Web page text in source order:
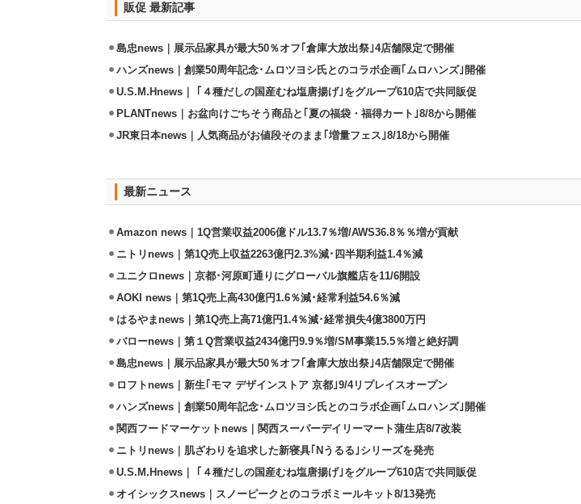
販促 最新記事
島忠news｜展示品家具が最大50％オフ｢倉庫大放出祭｣4店舗限定で開催
ハンズnews｜創業50周年記念･ムロツヨシ氏とのコラボ企画｢ムロハンズ｣開催
U.S.M.Hnews｜ ｢４種だしの国産むね塩唐揚げ｣をグループ610店で共同販促
PLANTnews｜お盆向けごちそう商品と｢夏の福袋・福得カート｣8/8から開催
JR東日本news｜人気商品がお値段そのまま｢増量フェス｣8/18から開催
最新ニュース
Amazon news｜1Q営業収益2006億ドル13.7％増/AWS36.8％％増が貢献
ニトリnews｜第1Q売上収益2263億円2.3%減･四半期利益1.4％減
ユニクロnews｜京都･河原町通りにグローバル旗艦店を11/6開設
AOKI news｜第1Q売上高430億円1.6％減･経常利益54.6％減
はるやまnews｜第1Q売上高71億円1.4％減･経常損失4億3800万円
バローnews｜第１Q営業収益2434億円9.9％増/SM事業15.5％増と絶好調
島忠news｜展示品家具が最大50％オフ｢倉庫大放出祭｣4店舗限定で開催
ロフトnews｜新生｢モマ デザインストア 京都｣9/4リプレイスオープン
ハンズnews｜創業50周年記念･ムロツヨシ氏とのコラボ企画｢ムロハンズ｣開催
関西フードマーケットnews｜関西スーパーデイリーマート蒲生店8/7改装
ニトリnews｜肌ざわりを追求した新寝具｢Nうるる｣シリーズを発売
U.S.M.Hnews｜ ｢４種だしの国産むね塩唐揚げ｣をグループ610店で共同販促
オイシックスnews｜スノーピークとのコラボミールキット8/13発売